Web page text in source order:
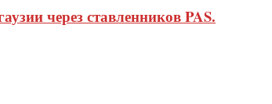
через ставленников PAS.